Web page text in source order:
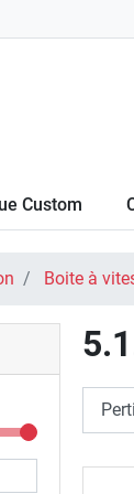
Custom
Boite à